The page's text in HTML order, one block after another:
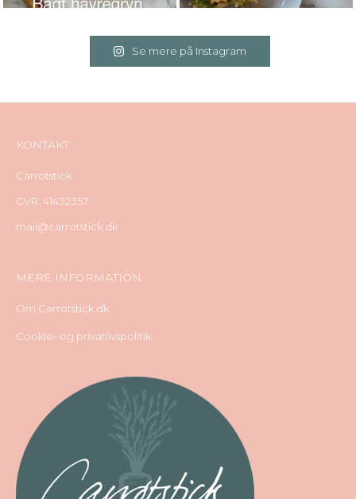
Se mere på Instagram
KONTAKT
Carrotstick
CVR: 41432357
mail@carrotstick.dk
MERE INFORMATION
Om Carrotstick.dk
Cookie- og privatlivspolitik